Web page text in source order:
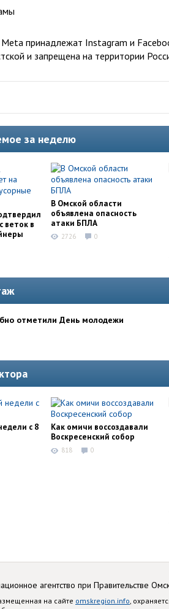
принадлежат Instagram и
и запрещена на территории
за неделю
веток в
В Омской области
объявлена опасность
атаки БПЛА
2726 0
отметили День молодежи
с 8
Как омичи воссоздавали
Воскресенский собор
818 0
агентство при Правительстве
на сайте omskregion.info ,